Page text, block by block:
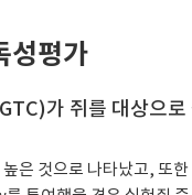
평가
가 쥐를 대상으
은 것으로 나타났고, 또